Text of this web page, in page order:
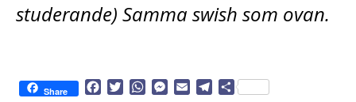
studerande) Samma swish som ovan.
Share
T
W
M
T
D